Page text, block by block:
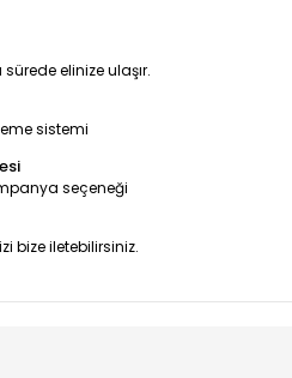
elinize ulaşır.
sistemi
seçeneği
bize iletebilirsiniz.